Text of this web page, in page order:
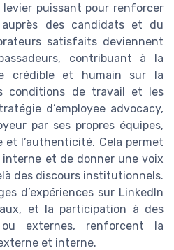
puissant pour renforcer
auprès des candidats et du
satisfaits deviennent
contribuant à la
crédible et humain sur la
conditions de travail et les
d’employee advocacy,
par ses propres équipes,
et l’authenticité. Cela permet
interne et de donner une voix
des discours institutionnels.
d’expériences sur LinkedIn
et la participation à des
externes, renforcent la
et interne.